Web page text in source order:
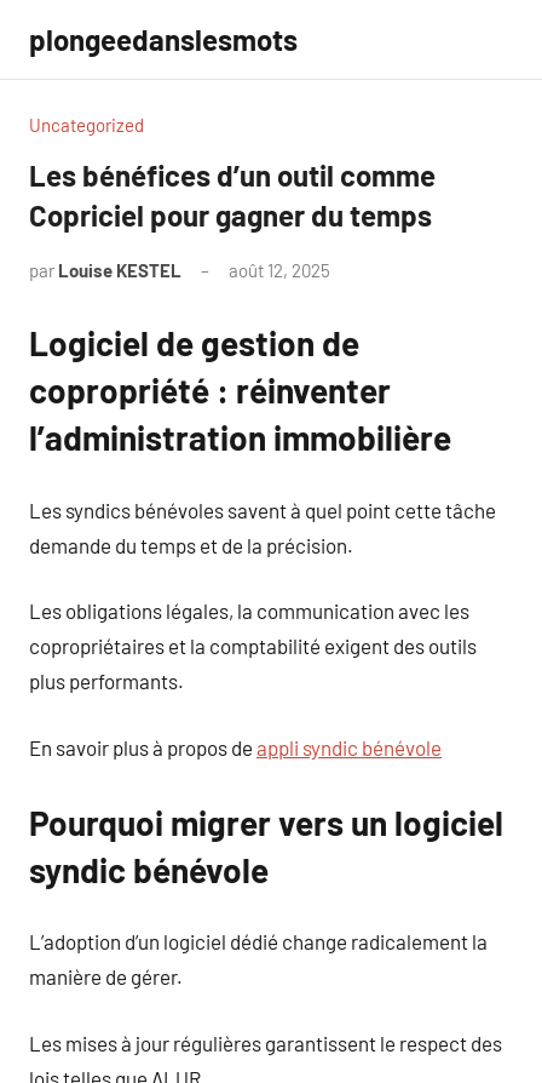
contenu
plongeedanslesmots
Uncategorized
Les bénéfices d’un outil comme
Copriciel pour gagner du temps
par Louise KESTEL août 12, 2025
Logiciel de gestion de
copropriété : réinventer
l’administration immobilière
Les syndics bénévoles savent à quel point cette tâche
demande du temps et de la précision.
Les obligations légales, la communication avec les
copropriétaires et la comptabilité exigent des outils
plus performants.
En savoir plus à propos de appli syndic bénévole
Pourquoi migrer vers un logiciel
syndic bénévole
L’adoption d’un logiciel dédié change radicalement la
manière de gérer.
Les mises à jour régulières garantissent le respect des
lois telles que ALUR.